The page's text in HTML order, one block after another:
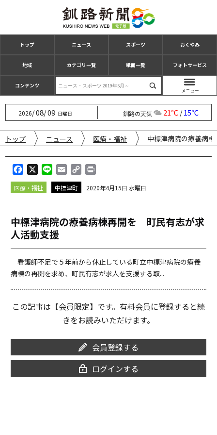
トップ ニュース スポーツ おくやみ
地域 カテゴリ一覧 紙面一覧 フォトサービス
コンテンツ
2026/08/09 日曜日 釧路の天気 21℃/15℃
トップ ニュース 医療・福祉 中標津病院の療養病
a
c
o
o
i
n
m
a
o
p
i
i
医療・福祉 中標津町 2020年4月15日 水曜日
中標津病院の療養病棟再開を 町民有志が求
人活動支援
看護師不足で５年前から休止している町立中標津病院の療養
病棟の再開を求め、町民有志が求人を支援する取...
この記事は【会員限定】です。有料会員に登録すると続
きをお読みいただけます。
会員登録する
ログインする